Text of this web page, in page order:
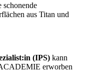
schonende
aus Titan und
(IPS) kann
erworben